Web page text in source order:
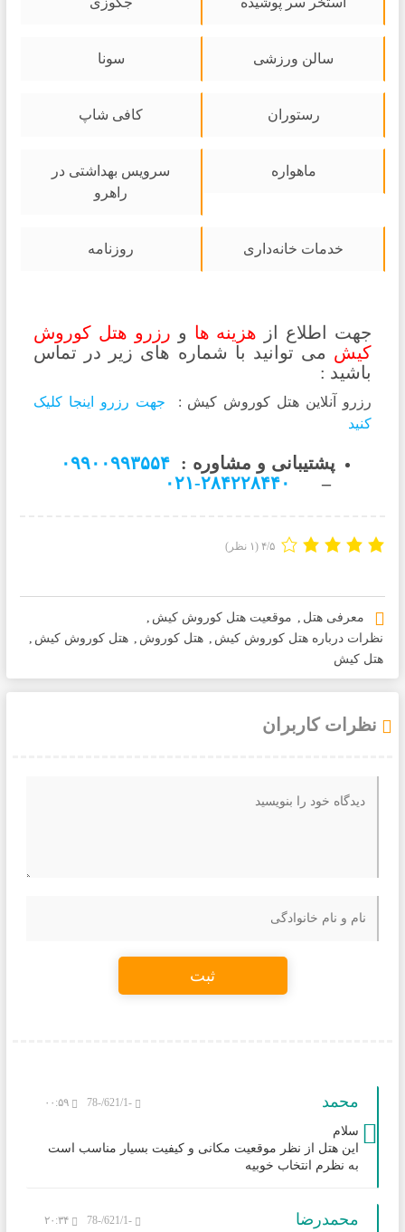
سالن ورزشی سونا
رستوران کافی شاپ
ماهواره
سرویس بهداشتی در
راهرو
خدمات خانه‌داری روزنامه
جهت اطلاع از هزینه ها و رزرو هتل کوروش
کیش می توانید با شماره های زیر در تماس
باشید :
رزرو آنلاین هتل کوروش کیش : جهت رزرو اینجا کلیک
کنید
پشتیبانی و مشاوره : ۰۹۹۰۰۹۹۳۵۵۴
–
۲۸۴۲۲۸۴۴۰-۰۲۱
۴/۵ (۱ نظر)
معرفی هتل , موقعیت هتل کوروش کیش ,
نظرات درباره هتل کوروش کیش , هتل کوروش , هتل کوروش کیش ,
هتل کیش
نظرات کاربران
ثبت
محمد -621/1/-78
سلام
این هتل از نظر موقعیت مکانی و کیفیت بسیار مناسب است
به نظرم انتخاب خوبیه
محمدرضا -621/1/-78